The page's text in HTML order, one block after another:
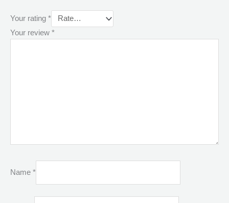
Your rating *
Your review *
Name *